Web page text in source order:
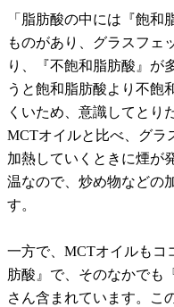
「脂肪酸の中には『飽和
ものがあり、グラスフェ
り、『不飽和脂肪酸』が
うと飽和脂肪酸より不飽
くいため、意識してとり
MCTオイルと比べ、グラ
加熱していくときに煙が
温なので、炒め物などの
す。
一方で、MCTオイルもコ
肪酸』で、そのなかでも
さん含まれています。こ